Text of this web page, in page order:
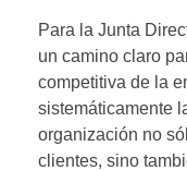
Para la Junta
un camino claro
competitiva de la
sistemáticamente
organización no
clientes, sino